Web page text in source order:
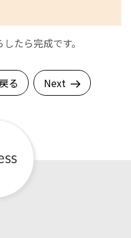
たら完成です。
る Next